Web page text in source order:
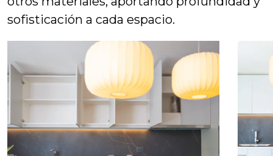
sofisticación a cada espacio.